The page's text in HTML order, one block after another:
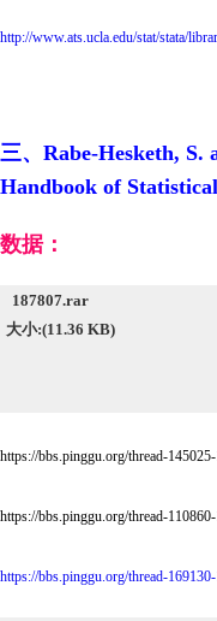
http://www.ats.ucla.edu/stat/stata/
三、Rabe-Hesketh,
Handbook of
数据：
187807.rar
大小:(11.36 KB)
https://bbs.pinggu.org/thread-
https://bbs.pinggu.org/thread-
https://bbs.pinggu.org/thread-